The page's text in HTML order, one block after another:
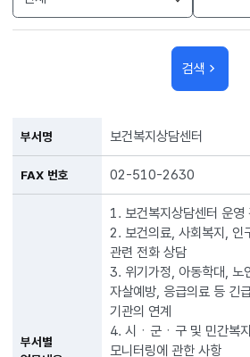
검색
부서명 보건복지상담센터
FAX 번호 02-510-2630
부서별
1. 보건복지상담센터 운영
2. 보건의료, 사회복지, 인
관련 전화 상담
3. 위기가정, 아동학대, 노
자살예방, 응급의료 등 긴
기관의 연계
4. 시ㆍ군ㆍ구 및 민간복
모니터링에 관한 사항